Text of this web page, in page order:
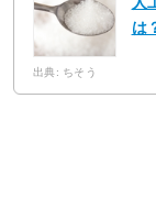
は
出典: ちそう